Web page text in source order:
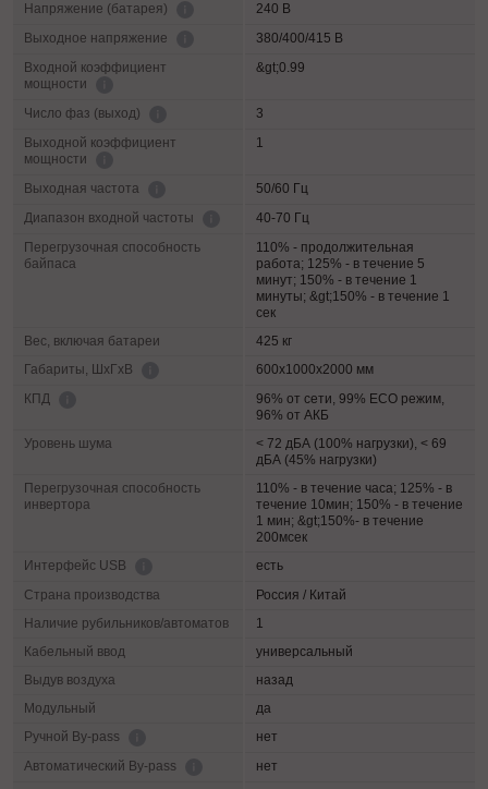
Напряжение (батарея)
240 В
Выходное напряжение
380/400/415 В
Входной коэффициент
мощности
&gt;0.99
Число фаз (выход)
3
Выходной коэффициент
мощности
1
Выходная частота
50/60 Гц
Диапазон входной частоты
40-70 Гц
Перегрузочная способность
байпаса
110% - продолжительная
работа; 125% - в течение 5
минут; 150% - в течение 1
минуты; &gt;150% - в течение 1
сек
Вес, включая батареи
425 кг
Габариты, ШхГхВ
600х1000х2000 мм
КПД
96% от сети, 99% ECO режим,
96% от АКБ
Уровень шума
< 72 дБА (100% нагрузки), < 69
дБА (45% нагрузки)
Перегрузочная способность
инвертора
110% - в течение часа; 125% - в
течение 10мин; 150% - в течение
1 мин; &gt;150%- в течение
200мсек
Интерфейс USB
есть
Страна производства
Россия / Китай
Наличие рубильников/автоматов
1
Кабельный ввод
универсальный
Выдув воздуха
назад
Модульный
да
Ручной By-pass
нет
Автоматический By-pass
нет